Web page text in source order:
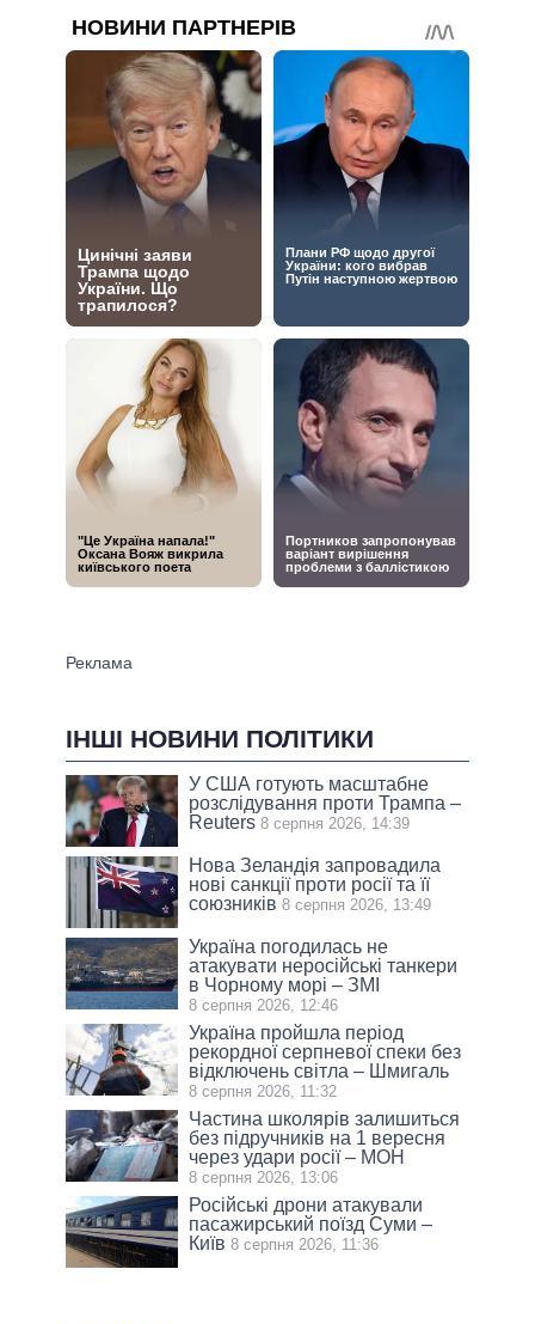
ІНШІ НОВИНИ ПОЛІТИКИ
У США готують масштабне
розслідування проти Трампа –
Reuters 8 серпня 2026, 14:39
Нова Зеландія запровадила
нові санкції проти росії та її
союзників 8 серпня 2026, 13:49
Україна погодилась не
атакувати неросійські танкери
в Чорному морі – ЗМІ
8 серпня 2026, 12:46
Україна пройшла період
рекордної серпневої спеки без
відключень світла – Шмигаль
8 серпня 2026, 11:32
Частина школярів залишиться
без підручників на 1 вересня
через удари росії – МОН
8 серпня 2026, 13:06
Російські дрони атакували
пасажирський поїзд Суми –
Київ 8 серпня 2026, 11:36